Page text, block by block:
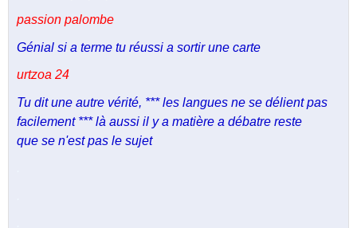
passion palombe
Génial si a terme tu réussi a sortir une carte
urtzoa 24
Tu dit une autre vérité, *** les langues ne se délient pas
facilement *** là aussi il y a matière a débatre reste
que se n'est pas le sujet